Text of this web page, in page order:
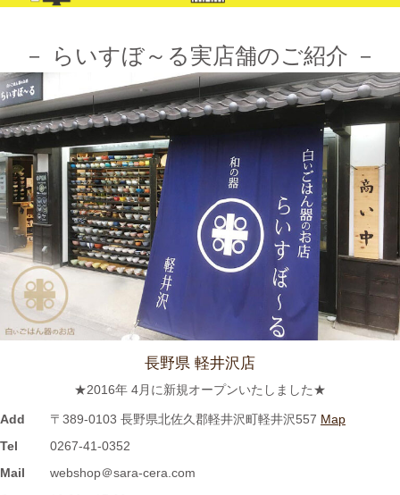
大募集☆≫ 詳しくはらいすぼ～るインスタグラムをチェッ
2024/3/12
≪テレビで紹介されました≫ 2021年7月12日 CBCテレビ まちイ
チ nice to people『春日井市・専門店』巡りで TKOの木本武宏さ
んが白いごはん器のお店 らいすぼーる 春日井店にいらっしゃい
ました。
2024/3/12
≪ラジオで紹介されました≫ 2021年7月8日 CBCラジオ ドラ魂
キング『レポドラ中継』コーナーに 白いごはん器のお店 らいす
ぼーる 小牧店が出演しました。
ト！『食卓を彩る豆皿活用術』コーナーに 白いごはん器のお店
らいすぼーる 小牧店が紹介されました。
2024/3/12
－ らいすぼ～る実店舗のご紹介 －
長野県 軽井沢店
★2016年 4月に新規オープンいたしました★
Add 〒389-0103 長野県北佐久郡軽井沢町軽井沢557 Map
Tel
0267-41-0352
Mail
webshop＠sara-cera.com